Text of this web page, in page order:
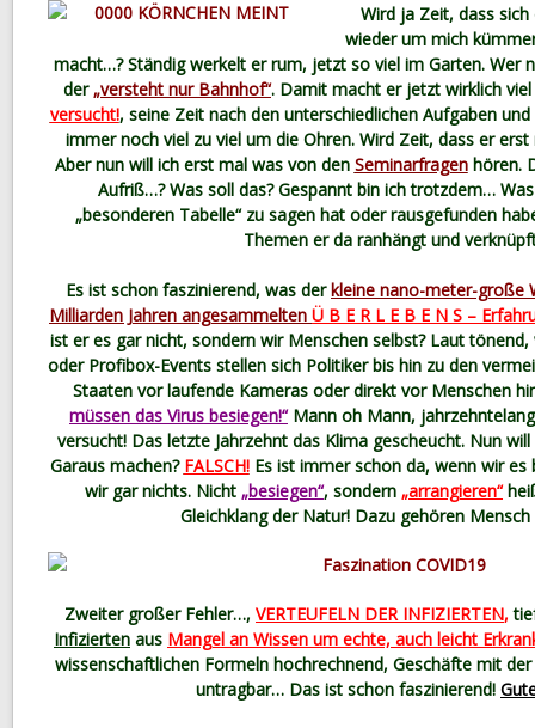
Wird ja Zeit, dass sich
wieder um mich
macht…? Ständig werkelt er rum, jetzt so viel im Garten. Wer
der „versteht nur Bahnhof“. Damit macht er jetzt wirklich
versucht!, seine Zeit nach den unterschiedlichen Aufgaben
immer noch viel zu viel um die Ohren. Wird Zeit, dass er
Aber nun will ich erst mal was von den Seminarfragenhören.
Aufriß…? Was soll das? Gespannt bin ich trotzdem…
„besonderen Tabelle“ zu sagen hat oder rausgefunden
Themen er da ranhängt und
Es ist schon faszinierend, was derkleine nano-meter-große
Milliarden Jahren angesammelten Ü B E R L E B E N S –
ist er es gar nicht, sondern wir Menschen selbst? Laut
oder Profibox-Events stellen sich Politiker bis hin zu den
Staaten vor laufende Kameras oder direkt vor Menschen
müssen das Virus besiegen!“Mann oh Mann,
versucht! Das letzte Jahrzehnt das Klima gescheucht. Nun
Garaus machen? FALSCH!Es ist immer schon da, wenn wir es
wir gar nichts. Nicht „besiegen“, sondern „arrangieren“
Gleichklang der Natur! Dazu gehören Mensch
Zweiter großer Fehler…, VERTEUFELN DER INFIZIERTEN,
Infizierten aus Mangel an Wissen um echte, auch leicht
wissenschaftlichen Formeln hochrechnend, Geschäfte mit
untragbar… Das ist schon faszinierend!